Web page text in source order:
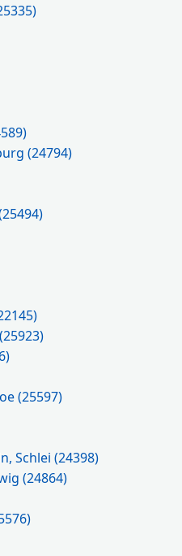
(24794)
(25923)
(25597)
Schlei(24398)
(24864)